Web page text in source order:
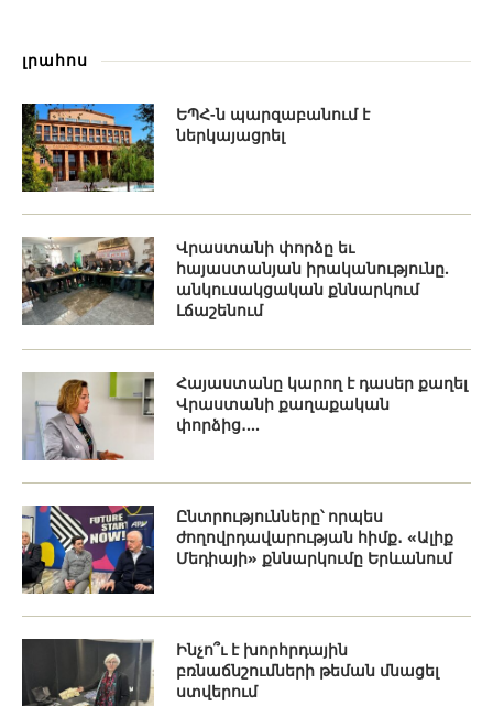
լրահոս
ԵՊՀ-ն պարզաբանում է
ներկայացրել
Վրաստանի փորձը եւ
հայաստանյան իրականությունը.
անկուսակցական քննարկում
Լճաշենում
Հայաստանը կարող է դասեր քաղել
Վրաստանի քաղաքական
փորձից․...
Ընտրությունները՝ որպես
ժողովրդավարության հիմք․ «Ալիք
Մեդիայի» քննարկումը Երևանում
Ինչո՞ւ է խորհրդային
բռնաճնշումների թեման մնացել
ստվերում